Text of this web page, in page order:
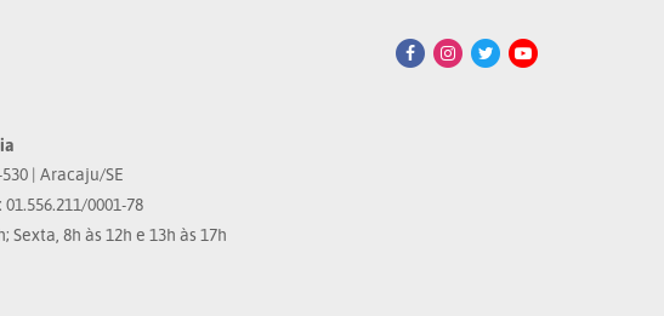
| Aracaju/SE
0001-78
8h às 12h e 13h às 17h